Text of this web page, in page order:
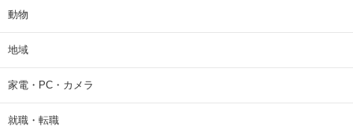
動物
地域
家電・PC・カメラ
就職・転職